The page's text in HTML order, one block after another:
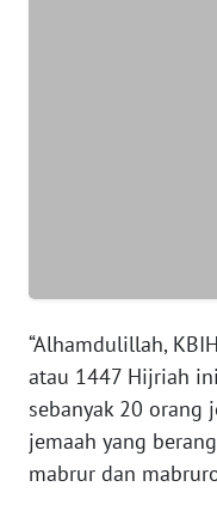
“Alhamdulillah,
atau 1447 Hijriah
sebanyak 20 orang
jemaah yang
mabrur dan
RIAU
WN
SERAMBI